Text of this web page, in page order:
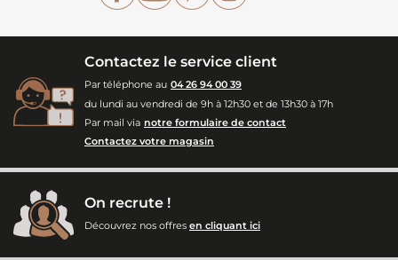
Contactez le service client
Par téléphone au 04 26 94 00 39
du lundi au vendredi de 9h à 12h30 et de 13h30 à 17h
Par mail via notre formulaire de contact
Contactez votre magasin
On recrute !
Découvrez nos offres en cliquant ici